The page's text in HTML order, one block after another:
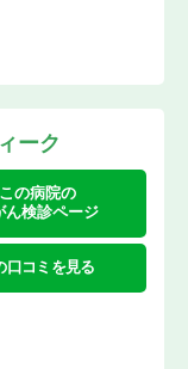
ーク
この病院の
ん検診ページ
口コミを見る